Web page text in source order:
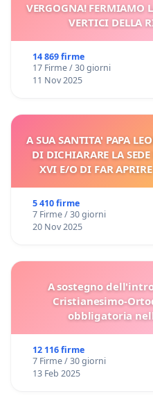
VERGOGNA! FERMIAMO
VERTICI DELLA
14 869 firme
17 Firme / 30 giorni
11 Nov 2025
A SUA SANTITA' PAPA
DI DICHIARARE LA
XVI E/O DI FAR
5 410 firme
7 Firme / 30 giorni
20 Nov 2025
A sostegno
Cristianesimo-
obbligatoria
12 116 firme
7 Firme / 30 giorni
13 Feb 2025